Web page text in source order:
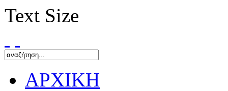
Text Size
ΑΡΧΙΚΗ